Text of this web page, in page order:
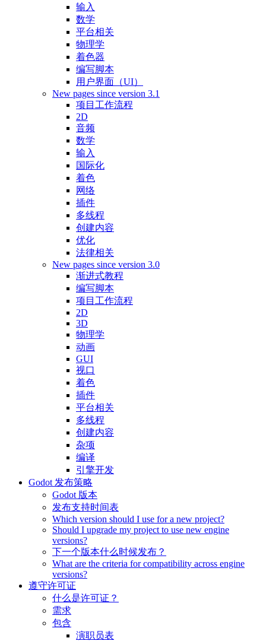
输入
数学
平台相关
物理学
着色器
编写脚本
用户界面（UI）
New pages since version 3.1
项目工作流程
2D
音频
数学
输入
国际化
着色
网络
插件
多线程
创建内容
优化
法律相关
New pages since version 3.0
渐进式教程
编写脚本
项目工作流程
2D
3D
物理学
动画
GUI
视口
着色
插件
平台相关
多线程
创建内容
杂项
编译
引擎开发
Godot 发布策略
Godot 版本
发布支持时间表
Which version should I use for a new project?
Should I upgrade my project to use new engine
versions?
下一个版本什么时候发布？
What are the criteria for compatibility across engine
versions?
遵守许可证
什么是许可证？
需求
包含
演职员表